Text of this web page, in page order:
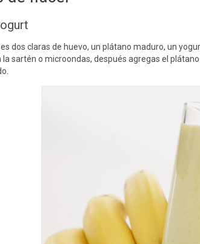
dos claras de huevo, un plátano maduro, un
sartén o microondas, después agregas el